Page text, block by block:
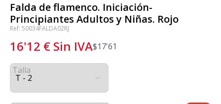
Falda de flamenco. Iniciación-
Principiantes Adultos y Niñas. Rojo
Ref: 50034FALDA02RJ
16'12 € Sin IVA$17'61
Talla